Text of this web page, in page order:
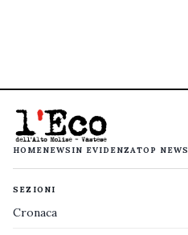
HOMENEWS IN EVIDENZATOP NEWS
SEZIONI
Cronaca